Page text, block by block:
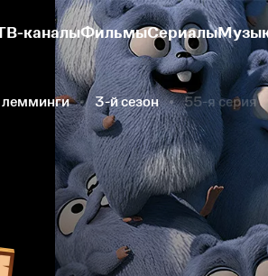
каналыФильмыСериалы
лемминги 3-й сезон 55-я серия